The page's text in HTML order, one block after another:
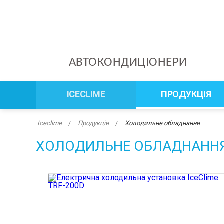
АВТОКОНДИЦІОНЕРИ
ICECLIME ПРОДУКЦІЯ
Iceclime Продукція Холодильне обладнання
ХОЛОДИЛЬНЕ